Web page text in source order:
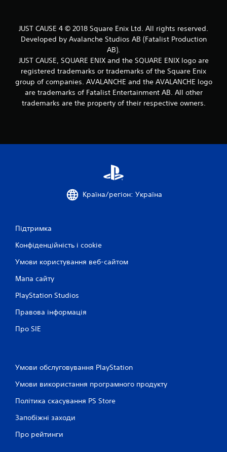
1
3
7
7
JUST CAUSE 4 © 2018 Square Enix Ltd. All rights reserved.
Developed by Avalanche Studios AB (Fatalist Production
AB).
JUST CAUSE, SQUARE ENIX and the SQUARE ENIX logo are
registered trademarks or trademarks of the Square Enix
group of companies. AVALANCHE and the AVALANCHE logo
are trademarks of Fatalist Entertainment AB. All other
trademarks are the property of their respective owners.
Країна/регіон: Україна
Підтримка
Конфіденційність і cookie
Умови користування веб-сайтом
Мапа сайту
PlayStation Studios
Правова інформація
Про SIE
Умови обслуговування PlayStation
Умови використання програмного продукту
Політика скасування PS Store
Запобіжні заходи
Про рейтинги